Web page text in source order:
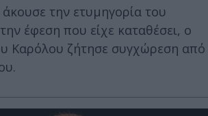
την ετυμηγορία του
έφεση που είχε καταθέσει, ο
Καρόλου ζήτησε συγχώρεση από